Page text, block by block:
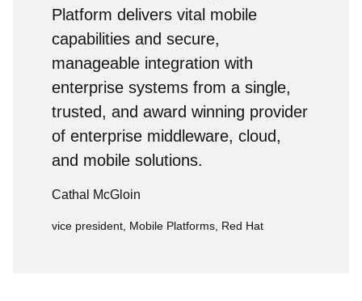
Platform delivers vital mobile
capabilities and secure,
manageable integration with
enterprise systems from a single,
trusted, and award winning provider
of enterprise middleware, cloud,
and mobile solutions.
Cathal McGloin
vice president, Mobile Platforms, Red Hat